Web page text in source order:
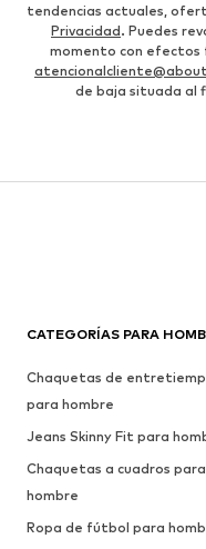
tendencias actuales,
Privacidad. Puedes
momento con efectos
de baja situada al
CATEGORÍAS PARA
Chaquetas de
para hombre
Jeans Skinny Fit para
Chaquetas a cuadros para
hombre
Ropa de fútbol para